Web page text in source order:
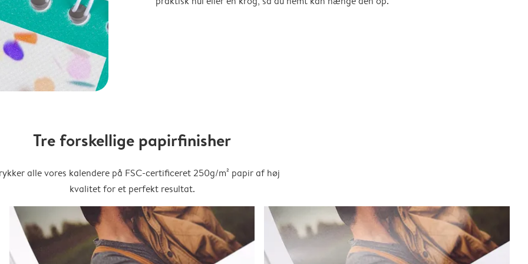
Tre forskellige papirfinisher
alle vores kalendere på FSC-certificeret 250g/m² papir af høj
kvalitet for et perfekt resultat.